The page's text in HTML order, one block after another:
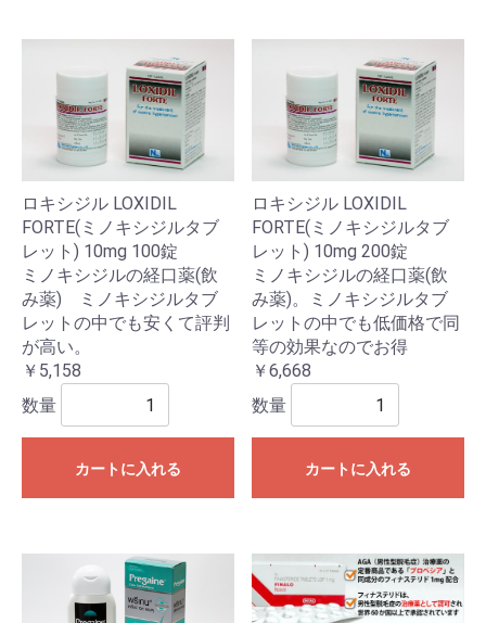
ロキシジル LOXIDIL
FORTE(ミノキシジルタブ
レット) 10mg 100錠
ミノキシジルの経口薬(飲
み薬) ミノキシジルタブ
レットの中でも安くて評判
が高い。
￥5,158
数量
カートに入れる
ロキシジル LOXIDIL
FORTE(ミノキシジルタブ
レット) 10mg 200錠
ミノキシジルの経口薬(飲
み薬)。ミノキシジルタブ
レットの中でも低価格で同
等の効果なのでお得
￥6,668
数量
カートに入れる